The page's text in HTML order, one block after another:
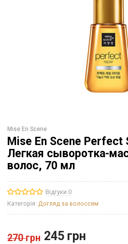
Mise En Scene
Mise En Scene Perfect
Легкая сыворотка-
волос, 70 мл
Відгуки 0
Категорія: Догляд за волоссям
270грн 245 грн